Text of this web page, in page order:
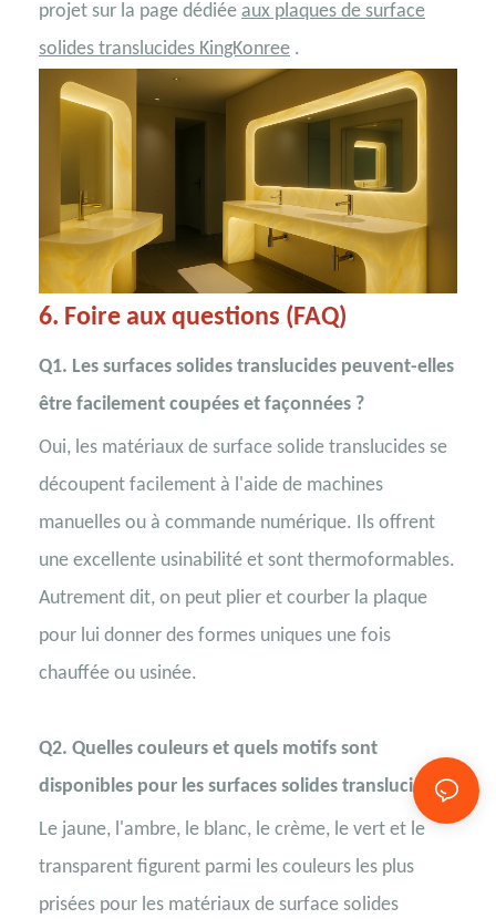
projet sur la page dédiée aux plaques de surface
solides translucides KingKonree .
6. Foire aux questions (FAQ)
Q1. Les surfaces solides translucides peuvent-elles
être facilement coupées et façonnées ?
Oui, les matériaux de surface solide translucides se
découpent facilement à l'aide de machines
manuelles ou à commande numérique. Ils offrent
une excellente usinabilité et sont thermoformables.
Autrement dit, on peut plier et courber la plaque
pour lui donner des formes uniques une fois
chauffée ou usinée.
Q2. Quelles couleurs et quels motifs sont
disponibles pour les surfaces solides translucides ?
Le jaune, l'ambre, le blanc, le crème, le vert et le
transparent figurent parmi les couleurs les plus
prisées pour les matériaux de surface solides